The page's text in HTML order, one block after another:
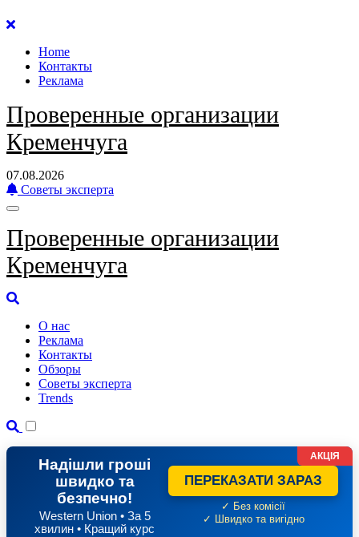
Перейти
содержанию
Home
Контакты
Реклама
Проверенные организации
Кременчуга
07.08.2026
Советы эксперта
Проверенные организации
Кременчуга
О нас
Реклама
Контакты
Обзоры
Советы эксперта
Trends
Надішли гроші
швидко та
безпечно!
Western Union • За 5
хвилин • Кращий курс
ПЕРЕКАЗАТИ ЗАРАЗ
✓ Без комісії
✓ Швидко та вигідно
АКЦІЯ